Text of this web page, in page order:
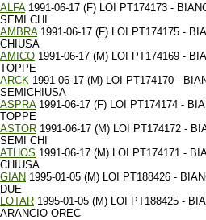
ALFA1991-06-17 (F) LOI PT174173 -
SEMI CHI
AMBRA1991-06-17 (F) LOI PT174175 -
CHIUSA
AMICO 1991-06-17 (M) LOI PT174169 -
TOPPE
ARCK 1991-06-17 (M) LOI PT174170 -
SEMICHIUSA
ASPRA1991-06-17 (F) LOI PT174174 -
TOPPE
ASTOR 1991-06-17 (M) LOI PT174172 -
SEMI CHI
ATHOS 1991-06-17 (M) LOI PT174171 -
CHIUSA
GIAN 1995-01-05 (M) LOI PT188426 -
DUE
LOTAR 1995-01-05 (M) LOI PT188425 -
ARANCIO OREC